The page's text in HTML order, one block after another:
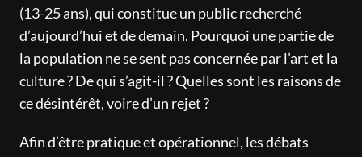
(13-25 ans), qui constitue un public recherché
d’aujourd’hui et de demain. Pourquoi une partie de
la population ne se sent pas concernée par l’art et la
culture ? De qui s’agit-il ? Quelles sont les raisons de
ce désintérêt, voire d’un rejet ?
Afin d’être pratique et opérationnel, les débats